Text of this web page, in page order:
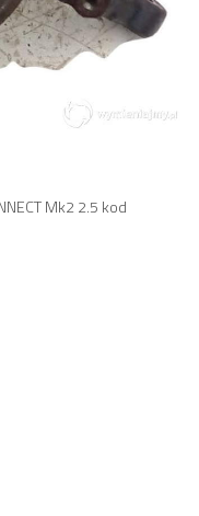
Mk2 2.5 kod